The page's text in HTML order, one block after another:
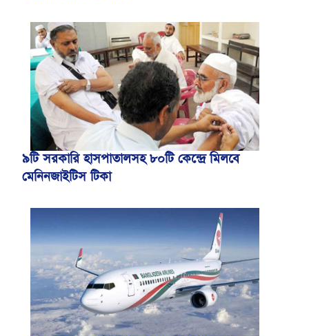
৯টি সরকারি হাসপাতালসহ ৮০টি কেন্দ্রে মিলবে
মেনিনজাইটিস টিকা